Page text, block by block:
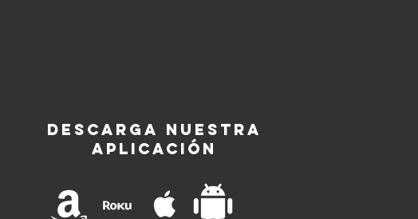
Descarga nuestra
aplicación